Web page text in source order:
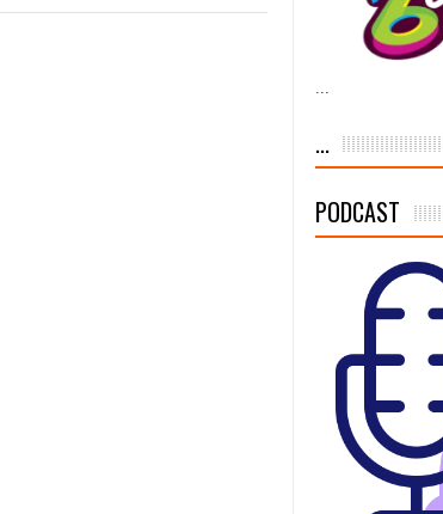
del Tolima alcanzó el 94 % de la meta de
...
PODCAST